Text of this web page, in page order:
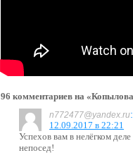
96 комментариев на
n772477@yandex.ru:
12.09.2017 в 22:21
Успехов вам в нелёгком
непосед!